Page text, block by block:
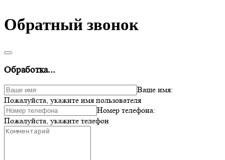
Обратный звонок
Обработка...
Ваше имя:
Пожалуйста, укажите имя пользователя
Номер телефона:
Пожалуйста, укажите телефон